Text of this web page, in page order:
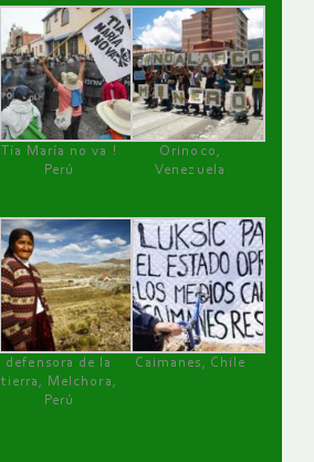
Tía María no va !
Perú
Orinoco,
Venezuela
defensora de la
tierra, Melchora,
Perú
Caimanes, Chile